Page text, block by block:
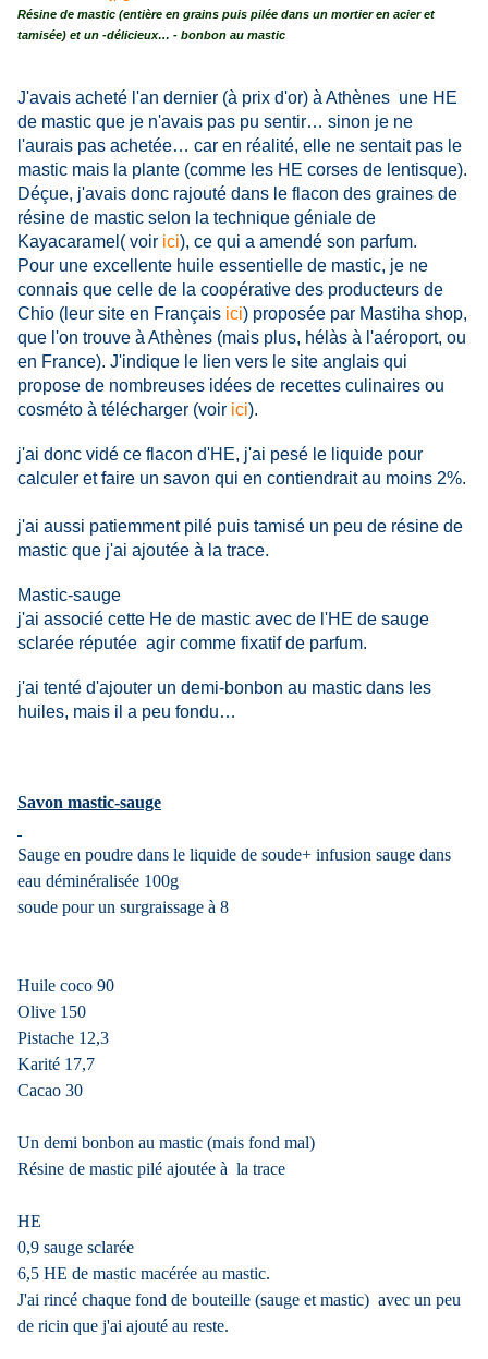
Résine de mastic (entière en grains puis pilée dans un mortier en acier et
tamisée) et un -délicieux… - bonbon au mastic
J'avais acheté l'an dernier (à prix d'or) à Athènes une HE
de mastic que je n'avais pas pu sentir… sinon je ne
l'aurais pas achetée… car en réalité, elle ne sentait pas le
mastic mais la plante (comme les HE corses de lentisque).
Déçue, j'avais donc rajouté dans le flacon des graines de
résine de mastic selon la technique géniale de
Kayacaramel( voir ici), ce qui a amendé son parfum.
Pour une excellente huile essentielle de mastic, je ne
connais que celle de la coopérative des producteurs de
Chio (leur site en Français ici) proposée par Mastiha shop,
que l'on trouve à Athènes (mais plus, hélàs à l'aéroport, ou
en France). J'indique le lien vers le site anglais qui
propose de nombreuses idées de recettes culinaires ou
cosméto à télécharger (voir ici).
j'ai donc vidé ce flacon d'HE, j'ai pesé le liquide pour
calculer et faire un savon qui en contiendrait au moins 2%.
j'ai aussi patiemment pilé puis tamisé un peu de résine de
mastic que j'ai ajoutée à la trace.
Mastic-sauge
j'ai associé cette He de mastic avec de l'HE de sauge
sclarée réputée agir comme fixatif de parfum.
j'ai tenté d'ajouter un demi-bonbon au mastic dans les
huiles, mais il a peu fondu…
Savon mastic-sauge
Sauge en poudre dans le liquide de soude+ infusion sauge dans
eau déminéralisée 100g
soude pour un surgraissage à 8
Huile coco 90
Olive 150
Pistache 12,3
Karité 17,7
Cacao 30
Un demi bonbon au mastic (mais fond mal)
Résine de mastic pilé ajoutée à la trace
HE
0,9 sauge sclarée
6,5 HE de mastic macérée au mastic.
J'ai rincé chaque fond de bouteille (sauge et mastic) avec un peu
de ricin que j'ai ajouté au reste.